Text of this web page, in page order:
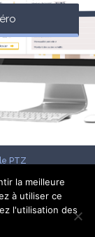
PTZ
la meilleure
à utiliser ce
l'utilisation des